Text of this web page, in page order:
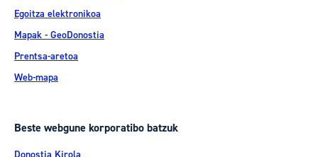
Egoitza elektronikoa
Mapak - GeoDonostia
Prentsa-aretoa
Web-mapa
Beste webgune korporatibo batzuk